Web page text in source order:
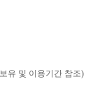
보유 및 이용기간 참조)